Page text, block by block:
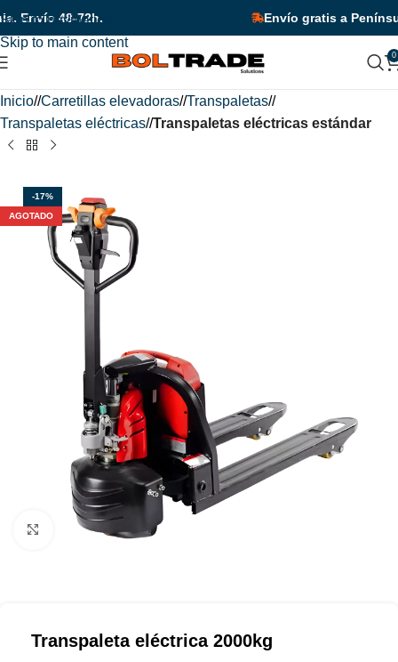
Skip to navigation
Skip to main content
por tiempo limitado! ¡Descuentos adicionales en unidades y
48-72h. Envío gratis a
0
Inicio/ Carretillas elevadoras/ Transpaletas/
Transpaletas eléctricas/ Transpaletas eléctricas estándar
-17%
AGOTADO
Haga clic para ampliar
Transpaleta eléctrica 2000kg